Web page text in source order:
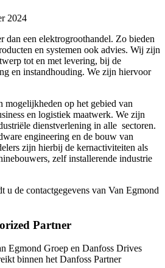
2024
dan een elektrogroothandel. Zo bieden
en systemen ook advies. Wij zijn
tot en met levering, bij de
en instandhouding. We zijn hiervoor
mogelijkheden op het gebied van
en logistiek maatwerk. We zijn
dienstverlening in alle sectoren.
engineering en de bouw van
zijn hierbij de kernactiviteiten als
zelf installerende industrie
u de contactgegevens van Van Egmond
Partner
Egmond Groep en Danfoss Drives
binnen het Danfoss Partner